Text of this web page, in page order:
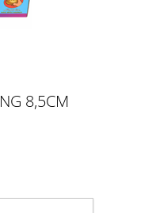
8,5CM